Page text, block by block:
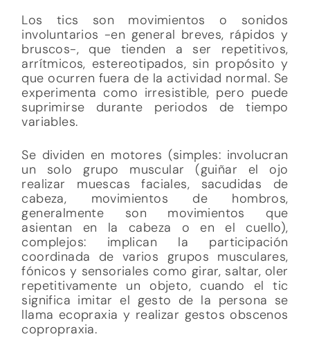
Los tics son movimientos o sonidos
involuntarios -en general breves, rápidos y
bruscos-, que tienden a ser repetitivos,
arrítmicos, estereotipados, sin propósito y
que ocurren fuera de la actividad normal. Se
experimenta como irresistible, pero puede
suprimirse durante periodos de tiempo
variables.
Se dividen en motores (simples: involucran
un solo grupo muscular (guiñar el ojo
realizar muescas faciales, sacudidas de
cabeza, movimientos de hombros,
generalmente son movimientos que
asientan en la cabeza o en el cuello),
complejos: implican la participación
coordinada de varios grupos musculares,
fónicos y sensoriales como girar, saltar, oler
repetitivamente un objeto, cuando el tic
significa imitar el gesto de la persona se
llama ecopraxia y realizar gestos obscenos
copropraxia.